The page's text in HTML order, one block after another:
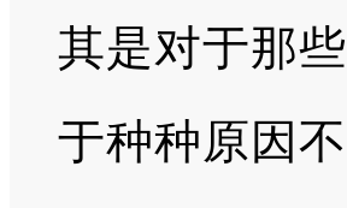
其是对于那
于种种原因